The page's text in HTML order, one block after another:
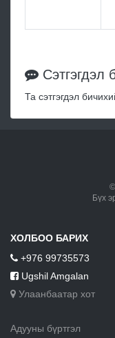
Сэтгэгдэл
Та сэтгэгдэл
Бүх
ХОЛБОО БАРИХ
+976 99735573
Ugshil Amgalan
Улаанбаатар хот
Адууны бүртгэл